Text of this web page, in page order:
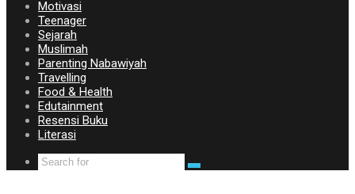
Motivasi
Teenager
Sejarah
Muslimah
Parenting Nabawiyah
Travelling
Food & Health
Edutainment
Resensi Buku
Literasi